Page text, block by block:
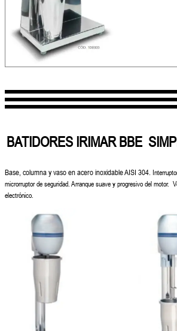
BATIDORES IRIMAR BBE
Base, columna y vaso en acero inoxidable AISI 304.
microrruptor de seguridad. Arranque suave y progresivo del motor.
electrónico.